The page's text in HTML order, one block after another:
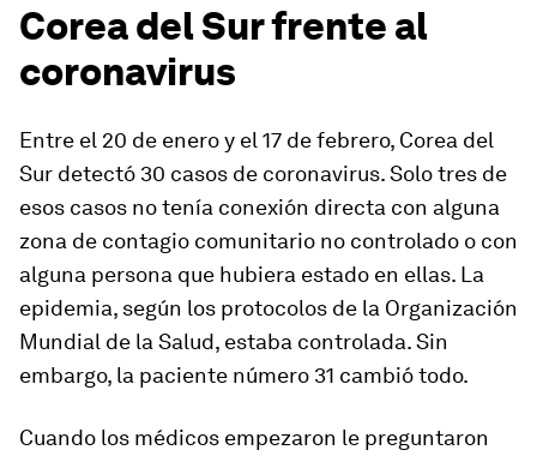
Corea del Sur frente al
coronavirus
Entre el 20 de enero y el 17 de febrero, Corea del
Sur detectó 30 casos de coronavirus. Solo tres de
esos casos no tenía conexión directa con alguna
zona de contagio comunitario no controlado o con
alguna persona que hubiera estado en ellas. La
epidemia, según los protocolos de la Organización
Mundial de la Salud, estaba controlada. Sin
embargo, la paciente número 31 cambió todo.
Cuando los médicos empezaron le preguntaron